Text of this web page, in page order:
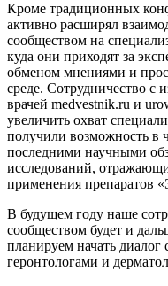
Кроме традиционных
активно расширял
сообществом на
куда они приходят за
обменом мнениями и
среде. Сотрудничество с
врачей medvestnik.ru и
увеличить охват
получили возможность в
последними научными
исследований,
применения препаратов
В будущем году наше
сообществом будет и
планируем начать диалог
геронтологами и